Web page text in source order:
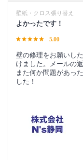
壁紙・クロス張り替え
よかったです！
5.00
壁の修理をお願いし
けました。メールの
また何か問題があっ
した！